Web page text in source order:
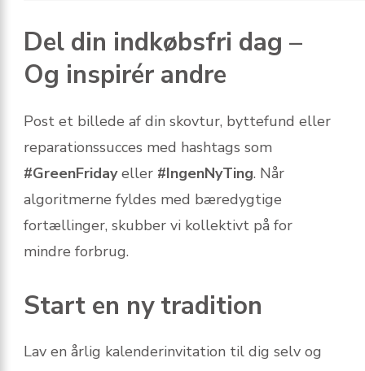
Del din indkøbsfri dag –
Og inspirér andre
Post et billede af din skovtur, byttefund eller
reparationssucces med hashtags som
#GreenFridayeller #IngenNyTing. Når
algoritmerne fyldes med bæredygtige
fortællinger, skubber vi kollektivt på for
mindre forbrug.
Start en ny tradition
Lav en årlig kalender­invitation til dig selv og